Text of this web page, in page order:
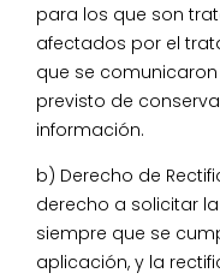
para los que son
afectados por el
que se
previsto de
información.
b) Derecho de
derecho a solicitar
siempre que se
aplicación, y la